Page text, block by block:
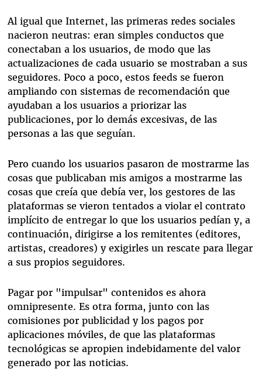
Al igual que Internet, las primeras redes sociales
nacieron neutras: eran simples conductos que
conectaban a los usuarios, de modo que las
actualizaciones de cada usuario se mostraban a sus
seguidores. Poco a poco, estos feeds se fueron
ampliando con sistemas de recomendación que
ayudaban a los usuarios a priorizar las
publicaciones, por lo demás excesivas, de las
personas a las que seguían.
Pero cuando los usuarios pasaron de mostrarme las
cosas que publicaban mis amigos a mostrarme las
cosas que creía que debía ver, los gestores de las
plataformas se vieron tentados a violar el contrato
implícito de entregar lo que los usuarios pedían y, a
continuación, dirigirse a los remitentes (editores,
artistas, creadores) y exigirles un rescate para llegar
a sus propios seguidores.
Pagar por "impulsar" contenidos es ahora
omnipresente. Es otra forma, junto con las
comisiones por publicidad y los pagos por
aplicaciones móviles, de que las plataformas
tecnológicas se apropien indebidamente del valor
generado por las noticias.